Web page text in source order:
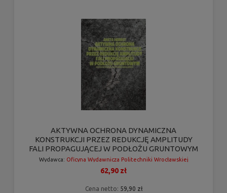
AKTYWNA OCHRONA DYNAMICZNA
KONSTRUKCJI PRZEZ REDUKCJĘ AMPLITUDY
FALI PROPAGUJĄCEJ W PODŁOŻU GRUNTOWYM
Wydawca: Oficyna Wydawnicza Politechniki Wrocławskiej
62,90 zł
Cena netto: 59,90 zł